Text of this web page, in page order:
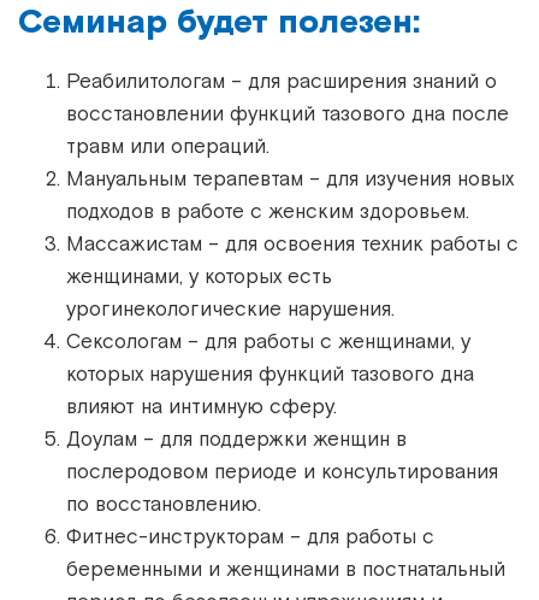
Семинар будет полезен:
Реабилитологам – для расширения знаний о
восстановлении функций тазового дна после
травм или операций.
Мануальным терапевтам – для изучения новых
подходов в работе с женским здоровьем.
Массажистам – для освоения техник работы с
женщинами, у которых есть
урогинекологические нарушения.
Сексологам – для работы с женщинами, у
которых нарушения функций тазового дна
влияют на интимную сферу.
Доулам – для поддержки женщин в
послеродовом периоде и консультирования
по восстановлению.
Фитнес-инструкторам – для работы с
беременными и женщинами в постнатальный